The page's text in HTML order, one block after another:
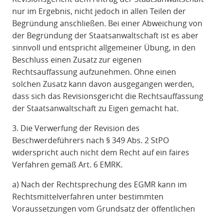
nur im Ergebnis, nicht jedoch in allen Teilen der
Begründung anschließen. Bei einer Abweichung von
der Begründung der Staatsanwaltschaft ist es aber
sinnvoll und entspricht allgemeiner Übung, in den
Beschluss einen Zusatz zur eigenen
Rechtsauffassung aufzunehmen. Ohne einen
solchen Zusatz kann davon ausgegangen werden,
dass sich das Revisionsgericht die Rechtsauffassung
der Staatsanwaltschaft zu Eigen gemacht hat.
3. Die Verwerfung der Revision des
Beschwerdeführers nach § 349 Abs. 2 StPO
widerspricht auch nicht dem Recht auf ein faires
Verfahren gemäß Art. 6 EMRK.
a) Nach der Rechtsprechung des EGMR kann im
Rechtsmittelverfahren unter bestimmten
Voraussetzungen vom Grundsatz der öffentlichen